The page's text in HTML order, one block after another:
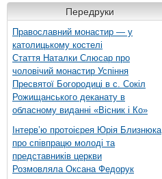
Передруки
Православний монастир — у
католицькому костелі
Стаття Наталки Слюсар про
чоловічий монастир Успіння
Пресвятої Богородиці в с. Сокіл
Рожищанського деканату в
обласному виданні «Вісник і Ко»
Інтерв’ю протоієрея Юрія Близнюка
про співпрацю молоді та
представників церкви
Розмовляла Оксана Федорук